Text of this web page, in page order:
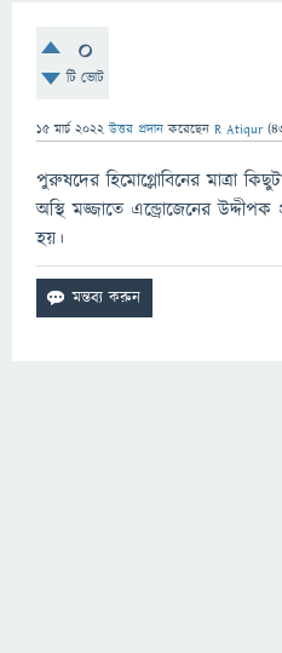
0
টি ভোট
15 মার্চ 2022 উত্তর প্রদান করেছেন R Atiqur (
পুরুষদের হিমোগ্লোবিনের মাত্রা
অস্থি মজ্জাতে এন্ড্রোজেনের
হয়।